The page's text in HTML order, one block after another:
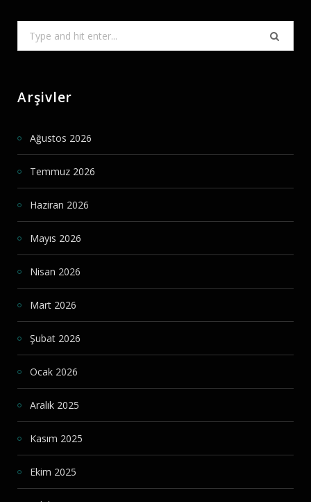
for:
Arşivler
Ağustos 2026
Temmuz 2026
Haziran 2026
Mayıs 2026
Nisan 2026
Mart 2026
Şubat 2026
Ocak 2026
Aralık 2025
Kasım 2025
Ekim 2025